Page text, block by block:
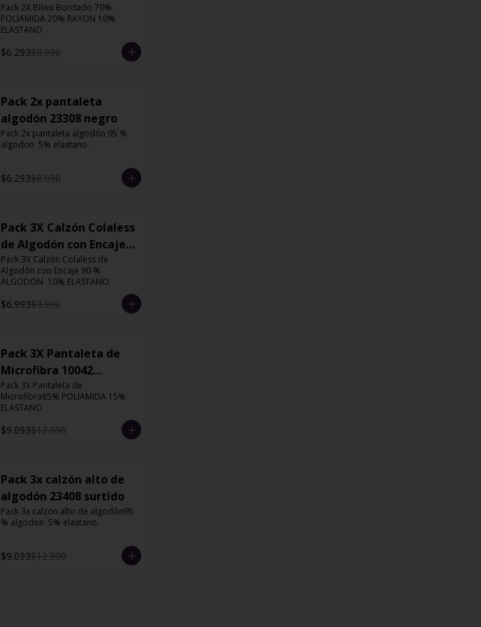
Pack 2X Bikini Bordado 70%
POLIAMIDA 20% RAYON 10%
ELASTANO
$6.293$8.990
Pack 2x pantaleta
algodón 23308 negro
Pack 2x pantaleta algodón 95 %
algodon  5% elastano.
$6.293$8.990
Pack 3X Calzón Colaless
de Algodón con Encaje
11662 Surtido-XG
Pack 3X Calzón Colaless de
Algodón con Encaje 90 %
ALGODON  10% ELASTANO
$6.993$9.990
Pack 3X Pantaleta de
Microfibra 10042
Surtido-XG
Pack 3X Pantaleta de
Microfibra85% POLIAMIDA 15%
ELASTANO
$9.093$12.990
Pack 3x calzón alto de
algodón 23408 surtido
Pack 3x calzón alto de algodón95
% algodon  5% elastano.
$9.093$12.990